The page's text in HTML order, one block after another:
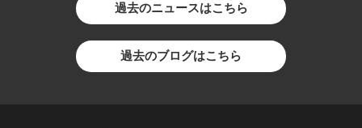
過去のニュースはこちら
過去のブログはこちら